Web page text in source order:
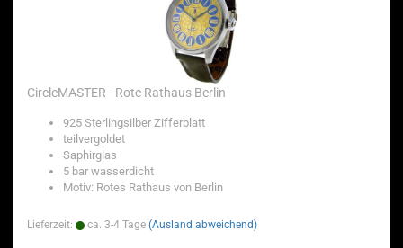
CircleMASTER - Rote Rathaus Berlin
925 Sterlingsilber Zifferblatt
teilvergoldet
Saphirglas
5 bar wasserdicht
Motiv: Rotes Rathaus von Berlin
Lieferzeit: ca. 3-4 Tage (Ausland abweichend)